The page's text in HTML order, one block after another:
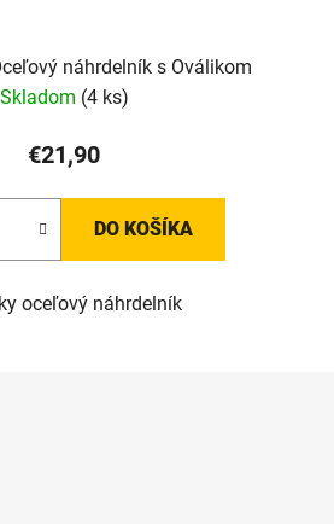
náhrdelník s Oválikom
Skladom (4 ks)
€21,90
DO KOŠÍKA
oceľový náhrdelník